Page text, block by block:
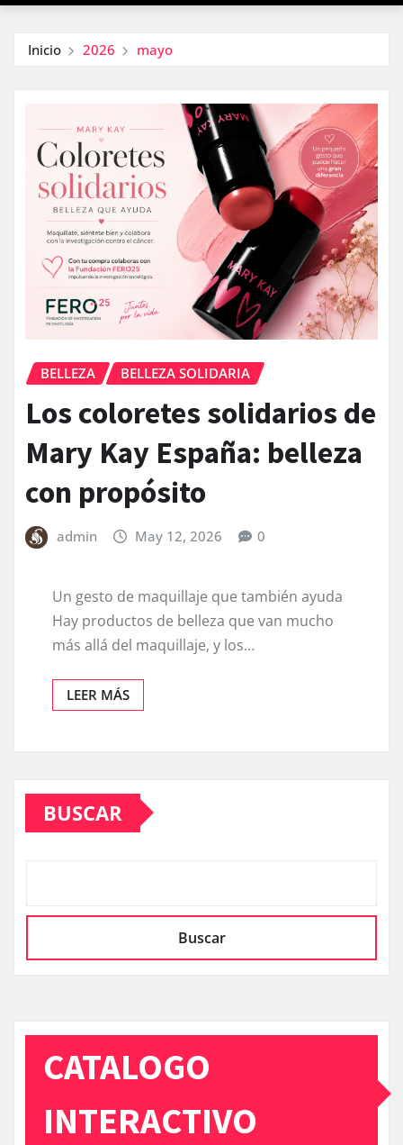
Inicio 2026 mayo
BELLEZA BELLEZA SOLIDARIA
Los coloretes solidarios de
Mary Kay España: belleza
con propósito
admin May 12, 2026 0
Un gesto de maquillaje que también ayuda
Hay productos de belleza que van mucho
más allá del maquillaje, y los…
LEER MÁS
BUSCAR
Buscar
CATALOGO
INTERACTIVO